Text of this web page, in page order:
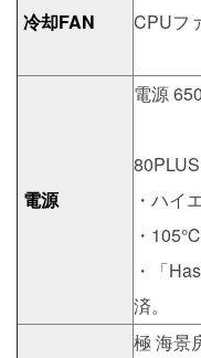
冷却FAN
CPUフ
電源
電源
・ハイ
・
・「
済。
極 海景